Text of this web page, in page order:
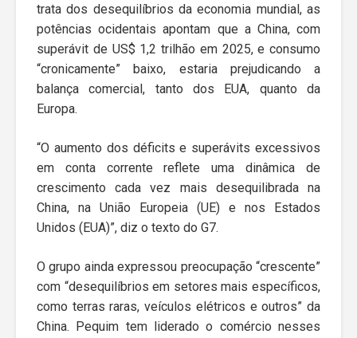
trata dos desequilíbrios da economia mundial, as
potências ocidentais apontam que a China, com
superávit de US$ 1,2 trilhão em 2025, e consumo
“cronicamente” baixo, estaria prejudicando a
balança comercial, tanto dos EUA, quanto da
Europa.
“O aumento dos déficits e superávits excessivos
em conta corrente reflete uma dinâmica de
crescimento cada vez mais desequilibrada na
China, na União Europeia (UE) e nos Estados
Unidos (EUA)”, diz o texto do G7.
O grupo ainda expressou preocupação “crescente”
com “desequilíbrios em setores mais específicos,
como terras raras, veículos elétricos e outros” da
China. Pequim tem liderado o comércio nesses